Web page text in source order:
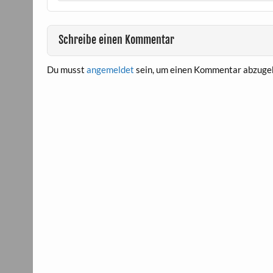
Schreibe einen Kommentar
Du musst angemeldet sein, um einen Kommentar